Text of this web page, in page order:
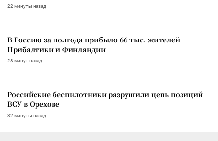
22 минуты назад
В Россию за полгода прибыло 66 тыс. жителей
Прибалтики и Финляндии
28 минут назад
Российские беспилотники разрушили цепь позиций
ВСУ в Орехове
32 минуты назад